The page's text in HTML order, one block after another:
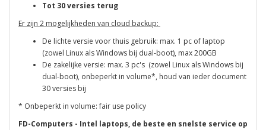
Tot 30 versies terug
Er zijn 2 mogelijkheden van cloud backup:
De lichte versie voor thuis gebruik: max. 1 pc of laptop
(zowel Linux als Windows bij dual-boot), max 200GB
De zakelijke versie: max. 3 pc's (zowel Linux als Windows bij
dual-boot), onbeperkt in volume*, houd van ieder document
30 versies bij
* Onbeperkt in volume: fair use policy
FD-Computers - Intel laptops, de beste en snelste service op